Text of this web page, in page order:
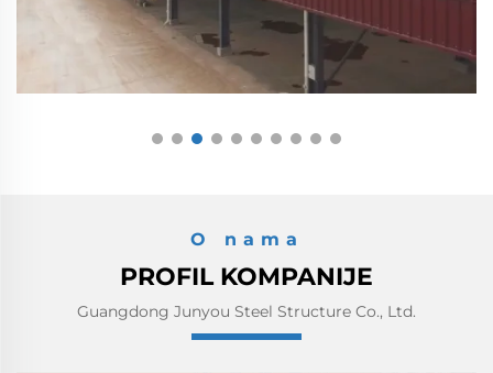
O nama
PROFIL KOMPANIJE
Guangdong Junyou Steel Structure Co., Ltd.